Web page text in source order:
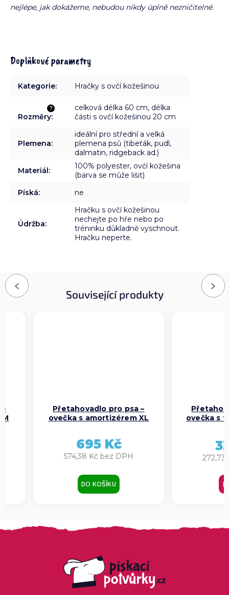
nejlépe, jak dokážeme, nebudou nikdy úplně nezničitelné.
Doplňkové parametry
Kategorie: Hračky s ovčí kožešinou
?
Rozměry:
celková délka 60 cm, délka
části s ovčí kožešinou 20 cm
Plemena:
ideální pro střední a velká
plemena psů (tibeťák, pudl,
dalmatin, ridgeback ad.)
Materiál:
100% polyester, ovčí kožešina
(barva se může lišit)
Píská: ne
Údržba:
Hračku s ovčí kožešinou
nechejte po hře nebo po
tréninku důkladně vyschnout.
Hračku neperte.
Související produkty
Previous
Přetahovadlo pro psa –
ovečka s amortizérem XL
574,38 Kč bez DPH
695 Kč
DO KOŠÍKU
Přetahovadlo
ovečka s
272,73 Kč bez
330 Kč
Next